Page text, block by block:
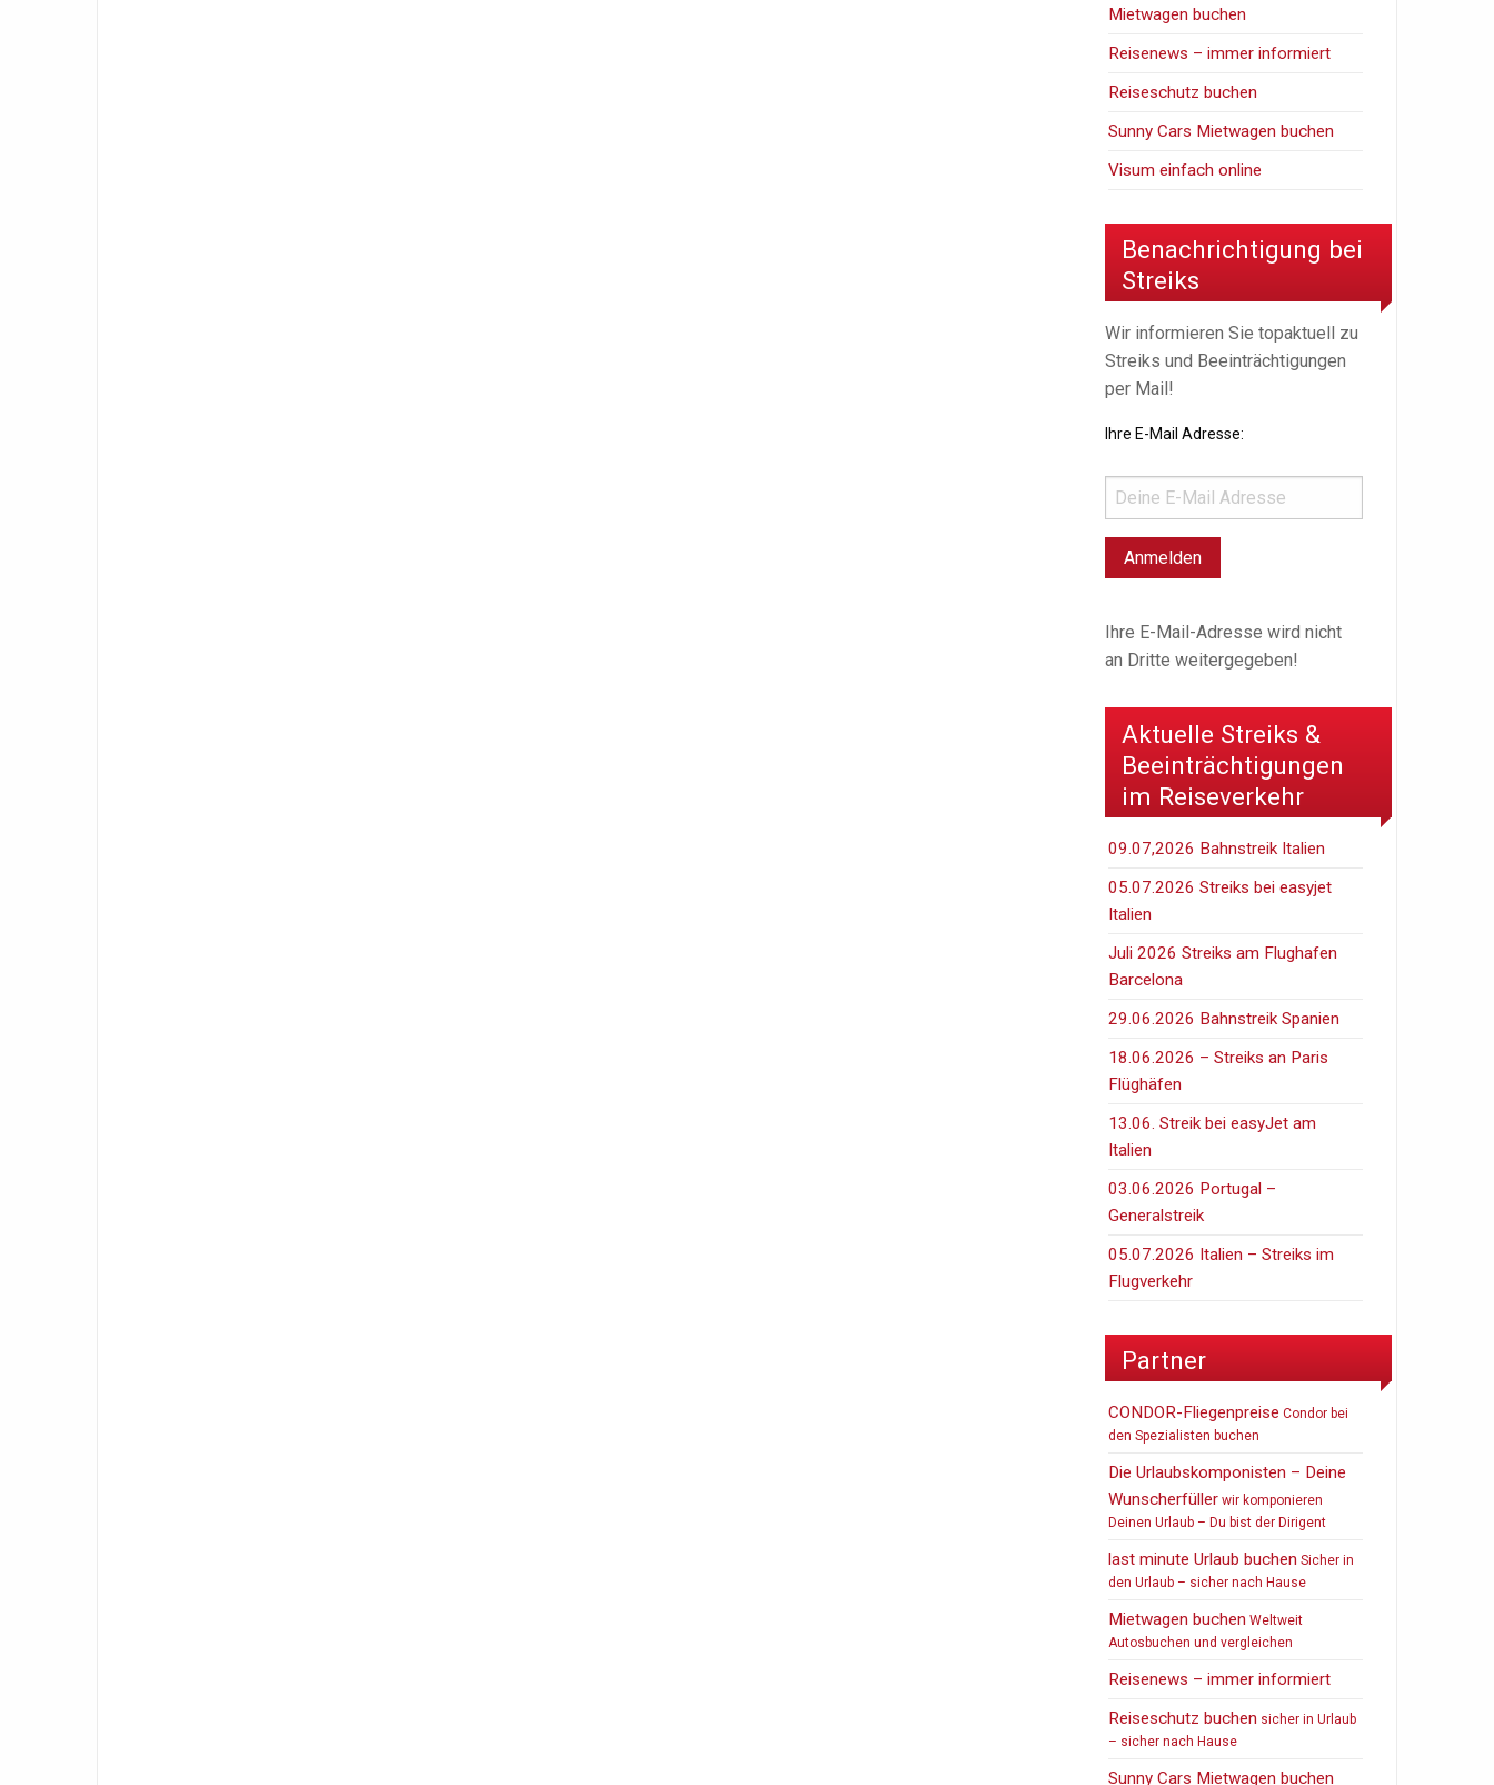
Mietwagen buchen
Reisenews – immer informiert
Reiseschutz buchen
Sunny Cars Mietwagen buchen
Visum einfach online
Benachrichtigung bei
Streiks
Wir informieren Sie topaktuell zu
Streiks und Beeinträchtigungen
per Mail!
Ihre E-Mail Adresse:
Ihre E-Mail-Adresse wird nicht
an Dritte weitergegeben!
Aktuelle Streiks &
Beeinträchtigungen
im Reiseverkehr
09.07,2026 Bahnstreik Italien
05.07.2026 Streiks bei easyjet
Italien
Juli 2026 Streiks am Flughafen
Barcelona
29.06.2026 Bahnstreik Spanien
18.06.2026 – Streiks an Paris
Flüghäfen
13.06. Streik bei easyJet am
Italien
03.06.2026 Portugal –
Generalstreik
05.07.2026 Italien – Streiks im
Flugverkehr
Partner
CONDOR-Fliegenpreise Condor bei
den Spezialisten buchen
Die Urlaubskomponisten – Deine
Wunscherfüller wir komponieren
Deinen Urlaub – Du bist der Dirigent
last minute Urlaub buchen Sicher in
den Urlaub – sicher nach Hause
Mietwagen buchen Weltweit
Autosbuchen und vergleichen
Reisenews – immer informiert
Reiseschutz buchen sicher in Urlaub
– sicher nach Hause
Sunny Cars Mietwagen buchen